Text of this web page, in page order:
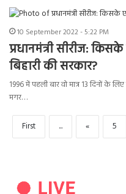
10 September 2022 - 5:22 PM
प्रधानमंत्री सीरीज:
बिहारी की सरकार?
1996 में पहली बार वो मात्र 13 दिनों के लिए
मगर…
First ... « 5